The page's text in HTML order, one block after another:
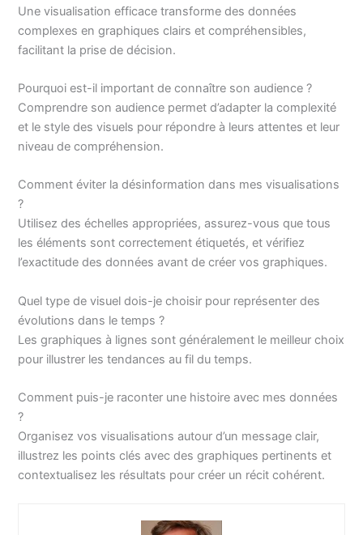
Une visualisation efficace transforme des données
complexes en graphiques clairs et compréhensibles,
facilitant la prise de décision.
Pourquoi est-il important de connaître son audience ?
Comprendre son audience permet d’adapter la complexité
et le style des visuels pour répondre à leurs attentes et leur
niveau de compréhension.
Comment éviter la désinformation dans mes visualisations
?
Utilisez des échelles appropriées, assurez-vous que tous
les éléments sont correctement étiquetés, et vérifiez
l’exactitude des données avant de créer vos graphiques.
Quel type de visuel dois-je choisir pour représenter des
évolutions dans le temps ?
Les graphiques à lignes sont généralement le meilleur choix
pour illustrer les tendances au fil du temps.
Comment puis-je raconter une histoire avec mes données
?
Organisez vos visualisations autour d’un message clair,
illustrez les points clés avec des graphiques pertinents et
contextualisez les résultats pour créer un récit cohérent.